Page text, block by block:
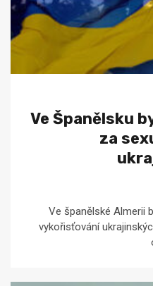
Ve Španělsku
za
Ve španělské Almerii
vykořisťování